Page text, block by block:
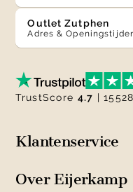
Outlet Zutphen
Adres &
Klantenservice
Over Eijerkamp
TrustScore 4.7 |